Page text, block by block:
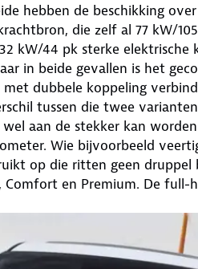
hebben de beschikking
die zelf al 77 kW/
kW/44 pk sterke
in beide gevallen is het
met dubbele koppeling
tussen die twee
aan de stekker kan
Wie bijvoorbeeld
op die ritten geen druppel
en Premium. De